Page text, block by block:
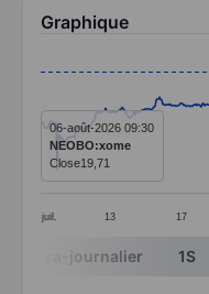
Graphique
Line chart with
The chart has 1 X
The chart has 1 Y
juil. 13 17
06-août-2026 09:30
NEOBO:xome
Close19,71
End of interactive
Intra-journalier 1S